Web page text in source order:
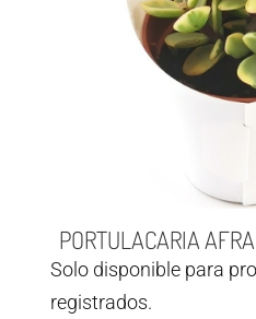
PORTULACARIA
Solo disponible para
registrados.